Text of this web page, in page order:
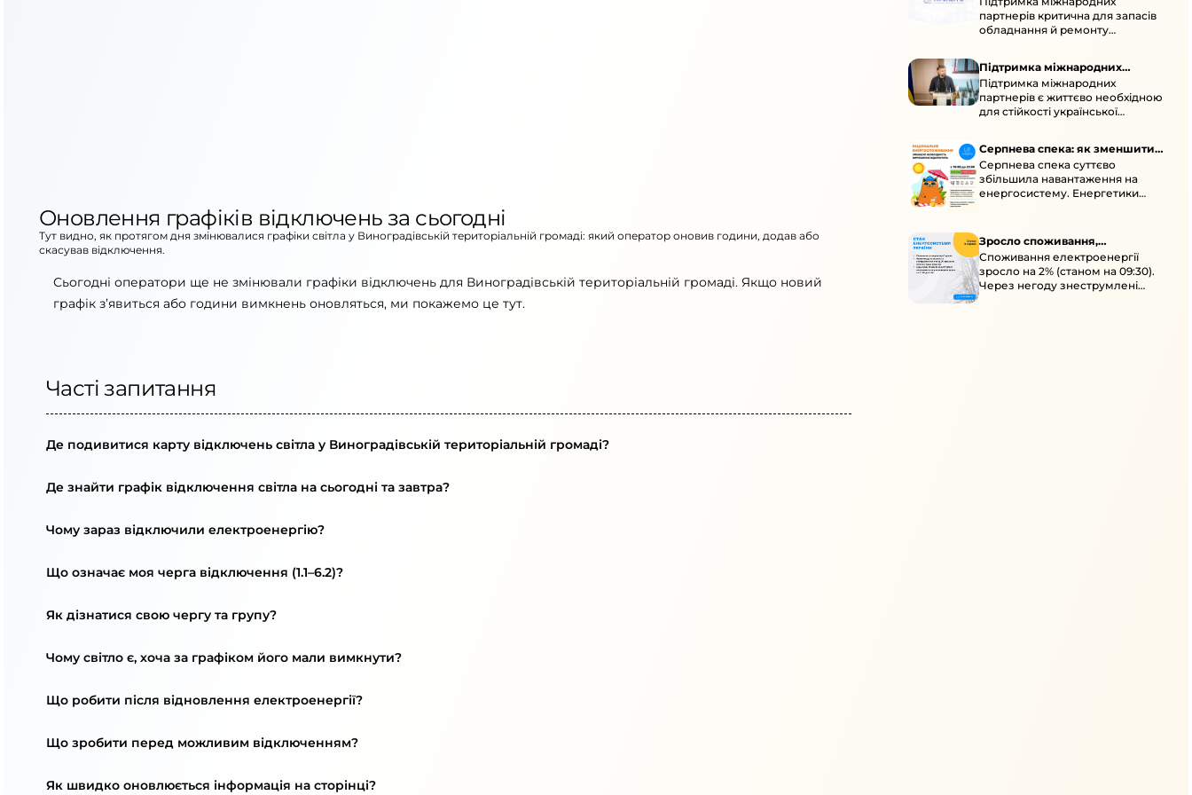
Оновлення графіків відключень за сьогодні
Тут видно, як протягом дня змінювалися графіки світла у Виноградівській територіальній громаді: який оператор оновив години, додав або
скасував відключення.
Сьогодні оператори ще не змінювали графіки відключень для Виноградівській територіальній громаді. Якщо новий
графік з’явиться або години вимкнень оновляться, ми покажемо це тут.
Часті запитання
Де подивитися карту відключень світла у Виноградівській територіальній громаді?
Де знайти графік відключення світла на сьогодні та завтра?
Чому зараз відключили електроенергію?
Що означає моя черга відключення (1.1–6.2)?
Як дізнатися свою чергу та групу?
Чому світло є, хоча за графіком його мали вимкнути?
Що робити після відновлення електроенергії?
Що зробити перед можливим відключенням?
Як швидко оновлюється інформація на сторінці?
підтримка для стійкості
енергосистеми
партнерів критична для запасів
обладнання й ремонту
Підтримка міжнародних
партнерів для стійкості
енергосистеми
Підтримка міжнародних
партнерів є життєво необхідною
для стійкості української
наступної зими.
Серпнева спека: як зменшити
навантаження
Серпнева спека суттєво
збільшила навантаження на
енергосистему. Енергетики
ощадливо споживати.
Зросло споживання,
знеструмлення через негоду й
атаки
Споживання електроенергії
зросло на 2% (станом на 09:30).
Через негоду знеструмлені
понад 70 населених пунктів.